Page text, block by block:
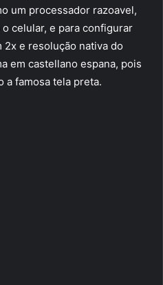
um processador razoavel,
celular, e para configurar
2x e resolução nativa do
em castellano espana, pois
a famosa tela preta.